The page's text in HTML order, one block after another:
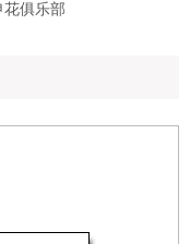
花俱乐部